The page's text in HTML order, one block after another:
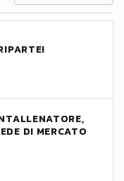
DI MERCATO